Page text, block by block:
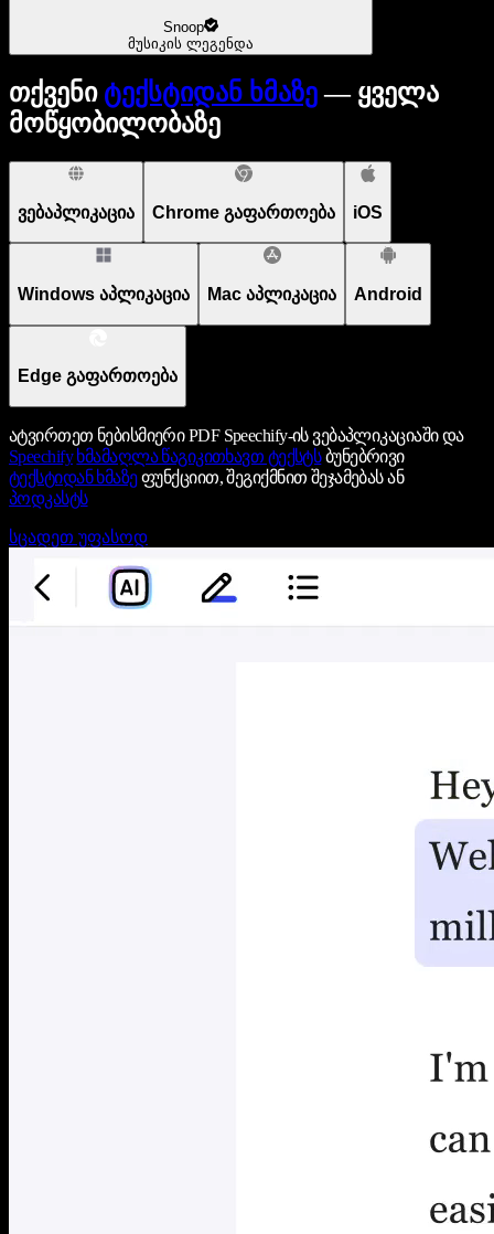
Snoop
მუსიკის ლეგენდა
თქვენი ტექსტიდან ხმაზე— ყველა
მოწყობილობაზე
ვებაპლიკაცია Chrome გაფართოება iOS
Windows აპლიკაცია Mac აპლიკაცია Android
Edge გაფართოება
ატვირთეთ ნებისმიერი PDF Speechify-ის ვებაპლიკაციაში და
Speechify ხმამაღლა წაგიკითხავთ ტექსტსბუნებრივი
ტექსტიდან ხმაზეფუნქციით, შეგიქმნით შეჯამებას ან
პოდკასტს
სცადეთ უფასოდ